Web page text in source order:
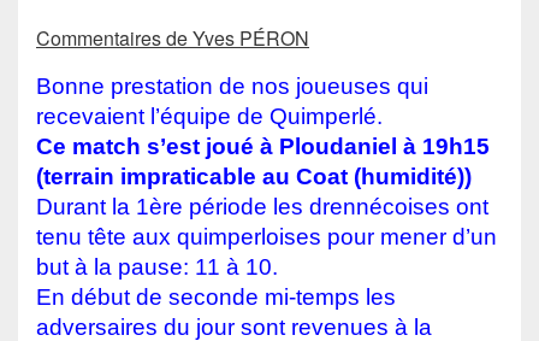
Commentaires de Yves PÉRON
Bonne prestation de nos joueuses qui
recevaient l’équipe de Quimperlé.
Ce match s’est joué à Ploudaniel à 19h15
(terrain impraticable au Coat (humidité))
Durant la 1ère période les drennécoises ont
tenu tête aux quimperloises pour mener d’un
but à la pause: 11 à 10.
En début de seconde mi-temps les
adversaires du jour sont revenues à la